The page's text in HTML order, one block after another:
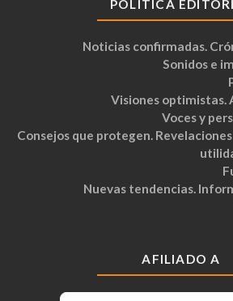
POLÍTICA
Noticias confirmadas.
Sonidos e
Visiones optimistas.
Voces y
Consejos que protegen.
Nuevas tendencias.
AFILIADO A